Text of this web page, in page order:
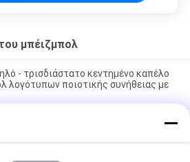
μπέιζμπολ
- τρισδιάστατο κεντημένο καπέλο
λογότυπων ποιοτικής συνήθειας με
καπέλων του μπέιζμπολ
μπαμπάδων έξι επιτροπής μη